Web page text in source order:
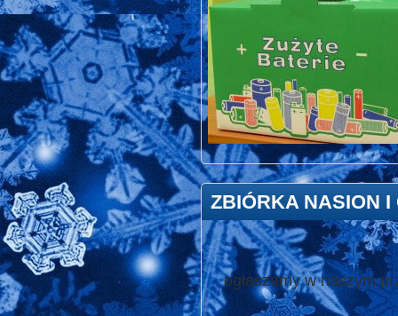
ZBIÓRKA NASION I
ogłaszamy w naszym